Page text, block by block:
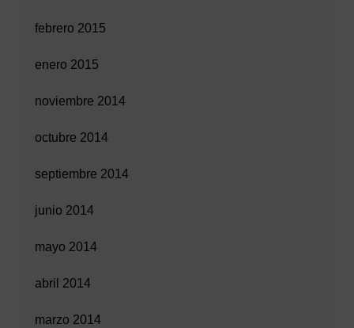
febrero 2015
enero 2015
noviembre 2014
octubre 2014
septiembre 2014
junio 2014
mayo 2014
abril 2014
marzo 2014